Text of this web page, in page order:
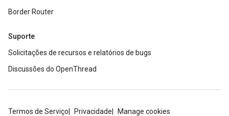
Border Router
Suporte
Solicitações de recursos e relatórios de bugs
Discussões do OpenThread
Termos de Serviço Privacidade Manage cookies